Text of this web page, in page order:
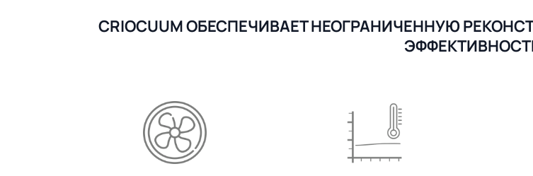
CRIOCUUM ОБЕСПЕЧИВАЕТ НЕОГРАНИЧЕННУЮ